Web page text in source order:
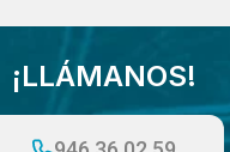
¡LLÁMANOS!